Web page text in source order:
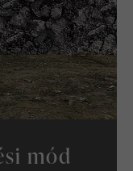
mód